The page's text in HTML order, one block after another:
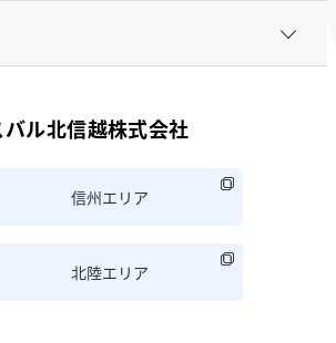
バル北信越株式会社
信州エリア
北陸エリア